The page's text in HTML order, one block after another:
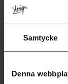
Samtycke
Denna